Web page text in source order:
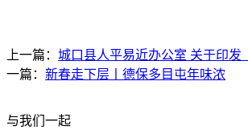
上一篇： 城口县人平易近办公室 关于印发
一篇： 新春走下层丨德保多目屯年味浓
与我们一起